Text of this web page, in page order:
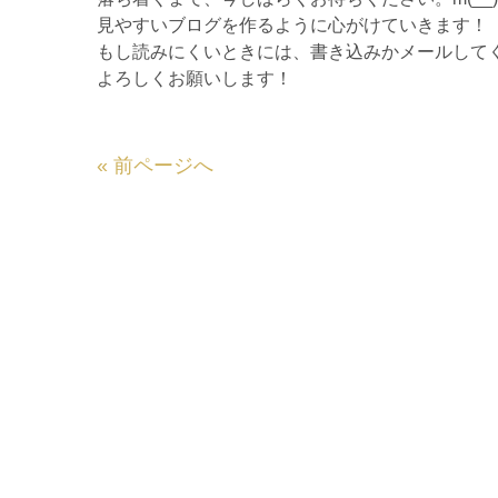
見やすいブログを作るように心がけていきます！
もし読みにくいときには、書き込みかメールして
よろしくお願いします！
« 前ページへ